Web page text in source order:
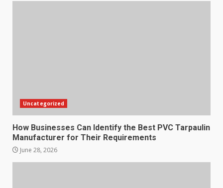
Uncategorized
How Businesses Can Identify the Best PVC Tarpaulin
Manufacturer for Their Requirements
June 28, 2026